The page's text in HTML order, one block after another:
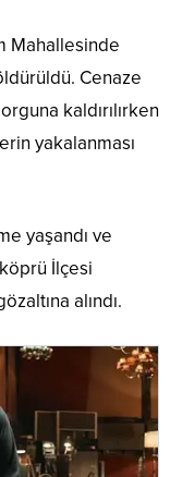
Mahallesinde
Cenaze
kaldırılırken
yakalanması
yaşandı ve
İlçesi
alındı.